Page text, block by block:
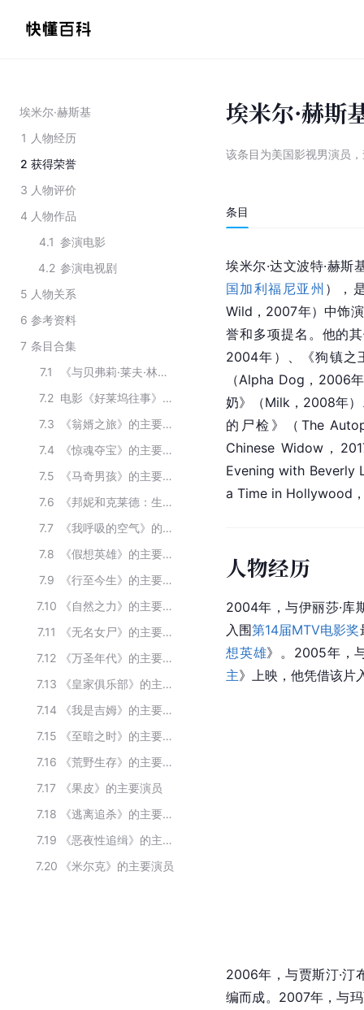
埃米尔·赫斯基
1 人物经历
2 获得荣誉
3 人物评价
4 人物作品
4.1 参演电影
4.2 参演电视剧
5 人物关系
6 参考资料
7 条目合集
7.1
《与贝弗莉·莱夫·林恩的一晚》的主要演员
7.2
电影《好莱坞往事》主要演员
7.3
《翁婿之旅》的主要演员
7.4
《惊魂夺宝》的主要演员
7.5
《马奇男孩》的主要演员
7.6
《邦妮和克莱德：生与死》的主要演员
7.7
《我呼吸的空气》的主要演员
7.8
《假想英雄》的主要演员
7.9
《行至今生》的主要演员
7.10
《自然之力》的主要演员
7.11
《无名女尸》的主要演员
7.12
《万圣年代》的主要演员
7.13
《皇家俱乐部》的主要演员
7.14
《我是吉姆》的主要演员
7.15
《至暗之时》的主要演员
7.16
《荒野生存》的主要演员
7.17
《果皮》的主要演员
7.18
《逃离追杀》的主要演员
7.19
《恶夜性追缉》的主要演员
7.20
《米尔克》的主要演员
埃米尔·赫斯
该条目为美国影视男演员 ，
条目
埃米尔·达文波特·赫
国加利福尼亚州 ），
Wild，2007年）中饰
誉和多项提名。他的
2004年）、《狗镇
（Alpha Dog，2006
奶》（Milk，2008年
的尸检》（The
Chinese Widow，
Evening with Beverly
a Time in Hollywood
人物经历
2004年，与伊丽莎·库
入围第14届MTV电影奖
想英雄》。2005年，
主》上映，他凭借该片
2006年，与贾斯汀·汀
编而成。2007年，与玛